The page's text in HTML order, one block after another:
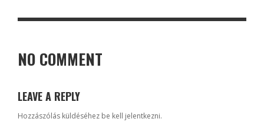
NO COMMENT
LEAVE A REPLY
Hozzászólás küldéséhez be kell jelentkezni.